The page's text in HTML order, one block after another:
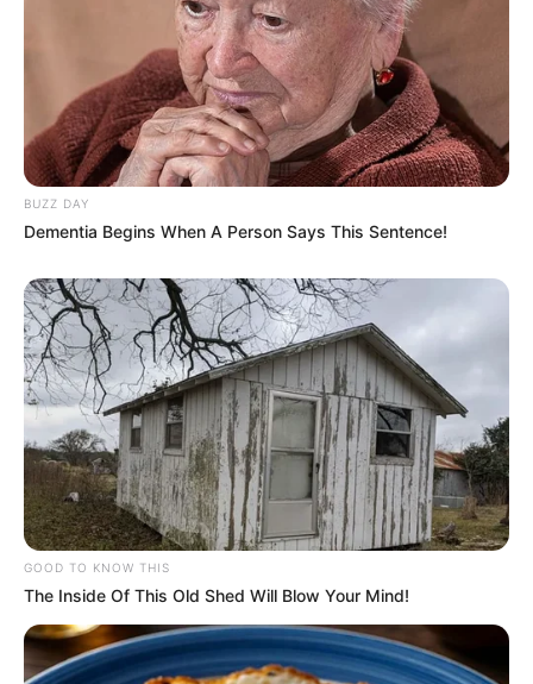
(foto: instagram/sherinasinna)
3. Sherina juga kerap berjalan-jalan ke luar negeri
BUZZ DAY
Dementia Begins When A Person Says This Sentence!
GOOD TO KNOW THIS
The Inside Of This Old Shed Will Blow Your Mind!